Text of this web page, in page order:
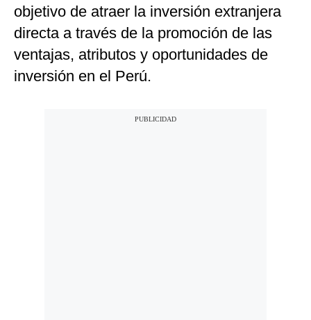
objetivo de atraer la inversión extranjera
directa a través de la promoción de las
ventajas, atributos y oportunidades de
inversión en el Perú.